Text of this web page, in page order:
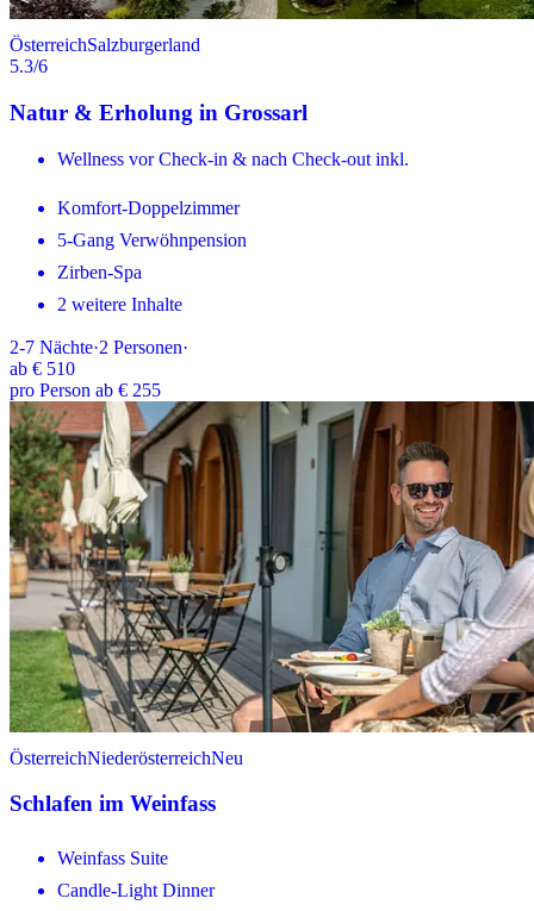
ÖsterreichSalzburgerland
5.3/6
Natur & Erholung in Grossarl
Wellness vor Check-in & nach Check-out inkl.
Komfort-Doppelzimmer
5-Gang Verwöhnpension
Zirben-Spa
2 weitere Inhalte
2-7 Nächte·2 Personen·
ab € 510
pro Person ab € 255
ÖsterreichNiederösterreichNeu
Schlafen im Weinfass
Weinfass Suite
Candle-Light Dinner